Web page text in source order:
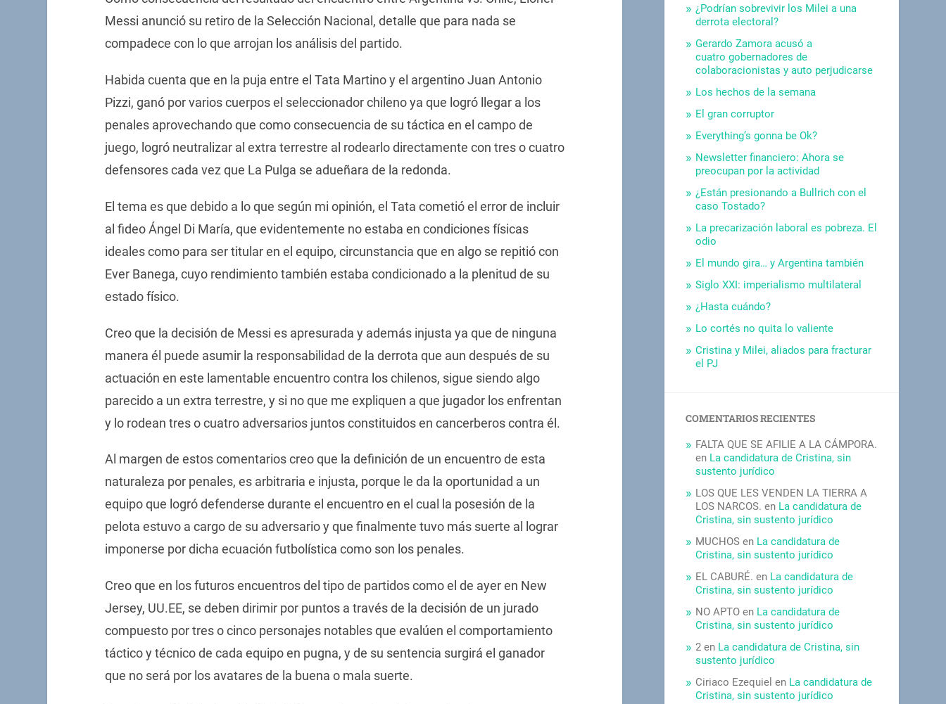
Messi anunció su retiro de la Selección Nacional, detalle que para nada se
compadece con lo que arrojan los análisis del partido.
Habida cuenta que en la puja entre el Tata Martino y el argentino Juan Antonio
Pizzi, ganó por varios cuerpos el seleccionador chileno ya que logró llegar a los
penales aprovechando que como consecuencia de su táctica en el campo de
juego, logró neutralizar al extra terrestre al rodearlo directamente con tres o cuatro
defensores cada vez que La Pulga se adueñara de la redonda.
El tema es que debido a lo que según mi opinión, el Tata cometió el error de incluir
al fideo Ángel Di María, que evidentemente no estaba en condiciones físicas
ideales como para ser titular en el equipo, circunstancia que en algo se repitió con
Ever Banega, cuyo rendimiento también estaba condicionado a la plenitud de su
estado físico.
Creo que la decisión de Messi es apresurada y además injusta ya que de ninguna
manera él puede asumir la responsabilidad de la derrota que aun después de su
actuación en este lamentable encuentro contra los chilenos, sigue siendo algo
parecido a un extra terrestre, y si no que me expliquen a que jugador los enfrentan
y lo rodean tres o cuatro adversarios juntos constituidos en cancerberos contra él.
Al margen de estos comentarios creo que la definición de un encuentro de esta
naturaleza por penales, es arbitraria e injusta, porque le da la oportunidad a un
equipo que logró defenderse durante el encuentro en el cual la posesión de la
pelota estuvo a cargo de su adversario y que finalmente tuvo más suerte al lograr
imponerse por dicha ecuación futbolística como son los penales.
Creo que en los futuros encuentros del tipo de partidos como el de ayer en New
Jersey, UU.EE, se deben dirimir por puntos a través de la decisión de un jurado
compuesto por tres o cinco personajes notables que evalúen el comportamiento
táctico y técnico de cada equipo en pugna, y de su sentencia surgirá el ganador
que no será por los avatares de la buena o mala suerte.
¿Podrían sobrevivir los Milei a una
derrota electoral?
Gerardo Zamora acusó a
cuatro gobernadores de
colaboracionistas y auto perjudicarse
Los hechos de la semana
El gran corruptor
Everything’s gonna be Ok?
Newsletter financiero: Ahora se
preocupan por la actividad
¿Están presionando a Bullrich con el
caso Tostado?
La precarización laboral es pobreza. El
odio
El mundo gira… y Argentina también
Siglo XXI: imperialismo multilateral
¿Hasta cuándo?
Lo cortés no quita lo valiente
Cristina y Milei, aliados para fracturar
el PJ
COMENTARIOS RECIENTES
FALTA QUE SE AFILIE A LA CÁMPORA.
en La candidatura de Cristina, sin
sustento jurídico
LOS QUE LES VENDEN LA TIERRA A
LOS NARCOS. en La candidatura de
Cristina, sin sustento jurídico
MUCHOS en La candidatura de
Cristina, sin sustento jurídico
EL CABURÉ. en La candidatura de
Cristina, sin sustento jurídico
NO APTO en La candidatura de
Cristina, sin sustento jurídico
2 en La candidatura de Cristina, sin
sustento jurídico
Ciriaco Ezequiel en La candidatura de
Cristina, sin sustento jurídico